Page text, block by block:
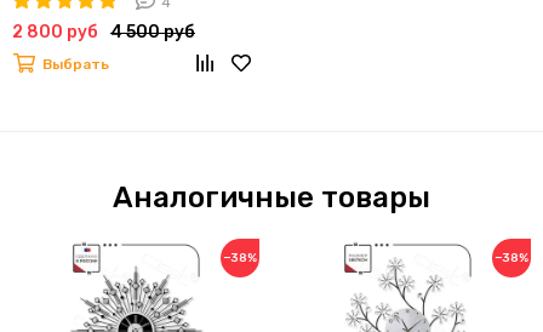
2 800 руб 4 500 руб
Выбрать
Аналогичные товары
−38% −38%